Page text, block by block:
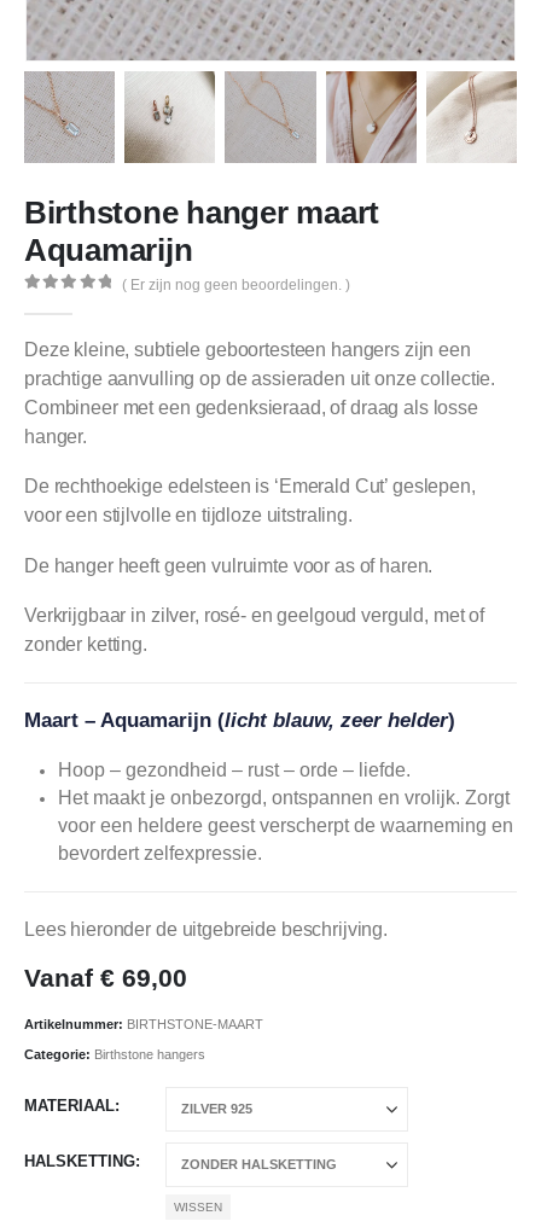
Birthstone hanger maart
Aquamarijn
( Er zijn nog geen beoordelingen. )
Deze kleine, subtiele geboortesteen hangers zijn een
prachtige aanvulling op de assieraden uit onze collectie.
Combineer met een gedenksieraad, of draag als losse
hanger.
De rechthoekige edelsteen is ‘Emerald Cut’ geslepen,
voor een stijlvolle en tijdloze uitstraling.
De hanger heeft geen vulruimte voor as of haren.
Verkrijgbaar in zilver, rosé- en geelgoud verguld, met of
zonder ketting.
Maart – Aquamarijn (licht blauw, zeer helder)
Hoop – gezondheid – rust – orde – liefde.
Het maakt je onbezorgd, ontspannen en vrolijk. Zorgt
voor een heldere geest verscherpt de waarneming en
bevordert zelfexpressie.
Lees hieronder de uitgebreide beschrijving.
Vanaf € 69,00
Artikelnummer: BIRTHSTONE-MAART
Categorie: Birthstone hangers
MATERIAAL
HALSKETTING
WISSEN